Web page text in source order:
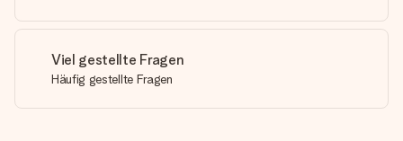
Viel gestellte Fragen
Häufig gestellte Fragen